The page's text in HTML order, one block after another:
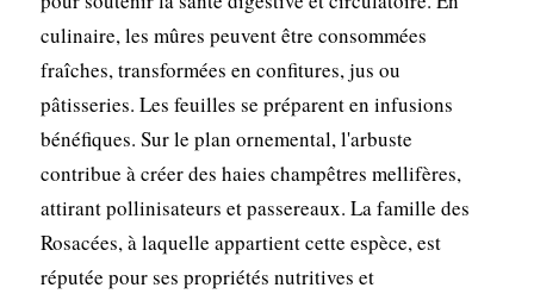
culinaire, les mûres peuvent être consommées
fraîches, transformées en confitures, jus ou
pâtisseries. Les feuilles se préparent en infusions
bénéfiques. Sur le plan ornemental, l'arbuste
contribue à créer des haies champêtres mellifères,
attirant pollinisateurs et passereaux. La famille des
Rosacées, à laquelle appartient cette espèce, est
réputée pour ses propriétés nutritives et